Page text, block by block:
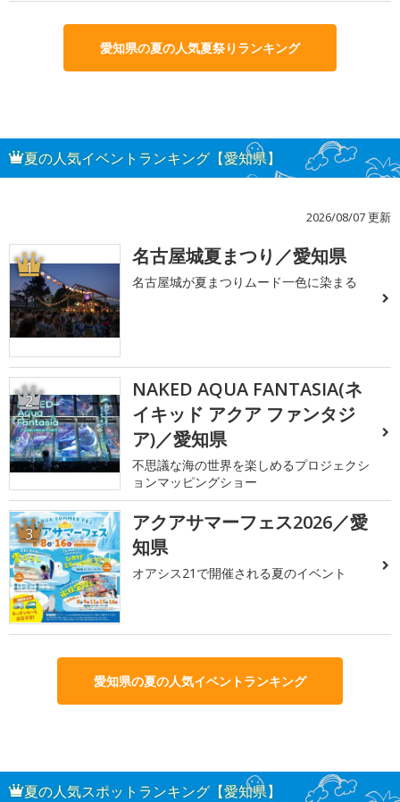
愛知県の夏の人気夏祭りランキング
夏の人気イベントランキング【愛知県】
2026/08/07 更新
1 名古屋城夏まつり／愛知県
名古屋城が夏まつりムード一色に染まる
2
NAKED AQUA FANTASIA(ネ
イキッド アクア ファンタジ
ア)／愛知県
不思議な海の世界を楽しめるプロジェクシ
ョンマッピングショー
3
アクアサマーフェス2026／愛
知県
オアシス21で開催される夏のイベント
愛知県の夏の人気イベントランキング
夏の人気スポットランキング【愛知県】